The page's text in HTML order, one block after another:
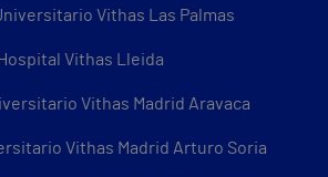
Vithas Las Palmas
Hospital Vithas Lleida
Vithas Madrid Aravaca
Vithas Madrid Arturo Soria